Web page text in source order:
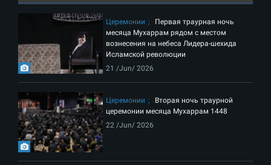
Церемонии
Первая траурная ночь
месяца Мухаррам рядом с местом
вознесения на небеса Лидера-шехида
Исламской революции
21 /Jun/ 2026
Церемонии
Вторая ночь траурной
церемонии месяца Мухаррам 1448
22 /Jun/ 2026